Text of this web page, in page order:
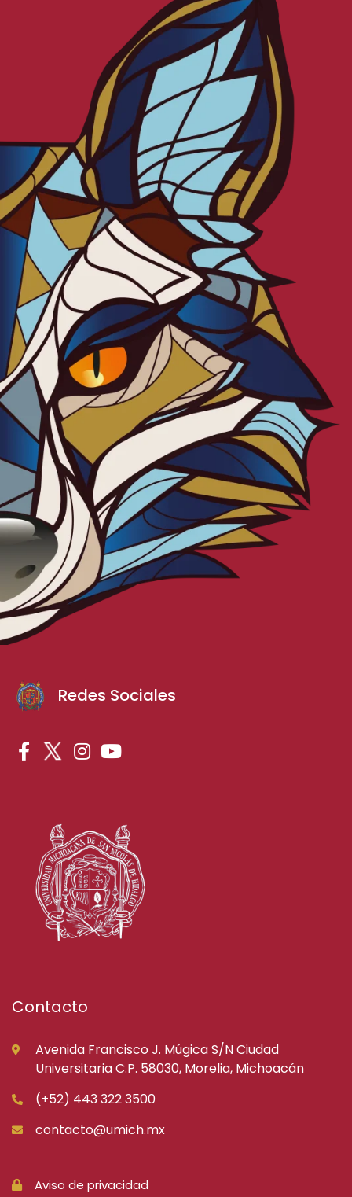
Redes Sociales
Contacto
Avenida Francisco J. Múgica S/N Ciudad
Universitaria C.P. 58030, Morelia, Michoacán
(+52) 443 322 3500
contacto@umich.mx
Aviso de privacidad